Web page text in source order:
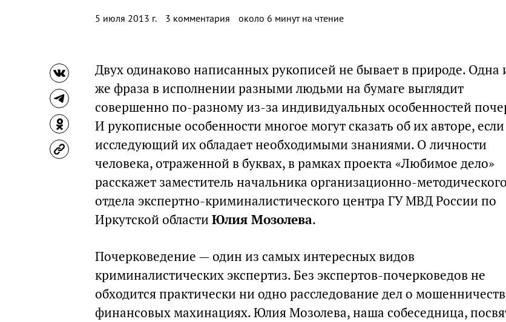
5 июля 2013 г. 3 комментария около 6 минут на чтение
Двух одинаково написанных рукописей не бывает в природе. Одна
же фраза в исполнении разными людьми на бумаге выглядит
совершенно по-разному из-за индивидуальных особенностей
И рукописные особенности многое могут сказать об их авторе, если
исследующий их обладает необходимыми знаниями. О личности
человека, отраженной в буквах, в рамках проекта «Любимое дело»
расскажет заместитель начальника организационно-методического
отдела экспертно-криминалистического центра ГУ МВД России по
Иркутской области Юлия Мозолева.
Почерковедение — один из самых интересных видов
криминалистических экспертиз. Без экспертов-почерковедов не
обходится практически ни одно расследование дел о
финансовых махинациях. Юлия Мозолева, наша собеседница,